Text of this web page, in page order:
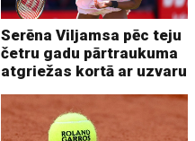
Serēna Viljamsa pēc teju
četru gadu pārtraukuma
atgriežas kortā ar uzvaru